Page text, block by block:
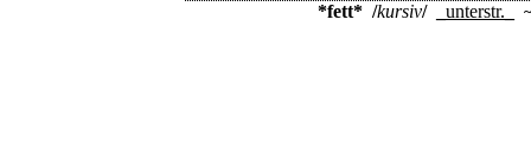
*fett* /kursiv/ unterstr. ~